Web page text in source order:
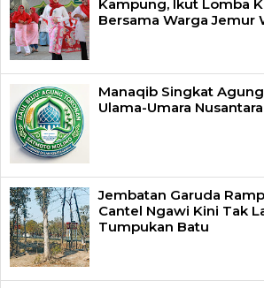
Kampung, Ikut Lomba
Bersama Warga Jemur
Manaqib Singkat
Ulama-Umara Nusantara
Jembatan Garuda
Cantel Ngawi Kini Tak
Tumpukan Batu